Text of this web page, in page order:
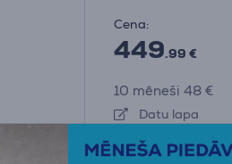
Cena:
449.99 €
10 mēneši 48 €
Datu lapa